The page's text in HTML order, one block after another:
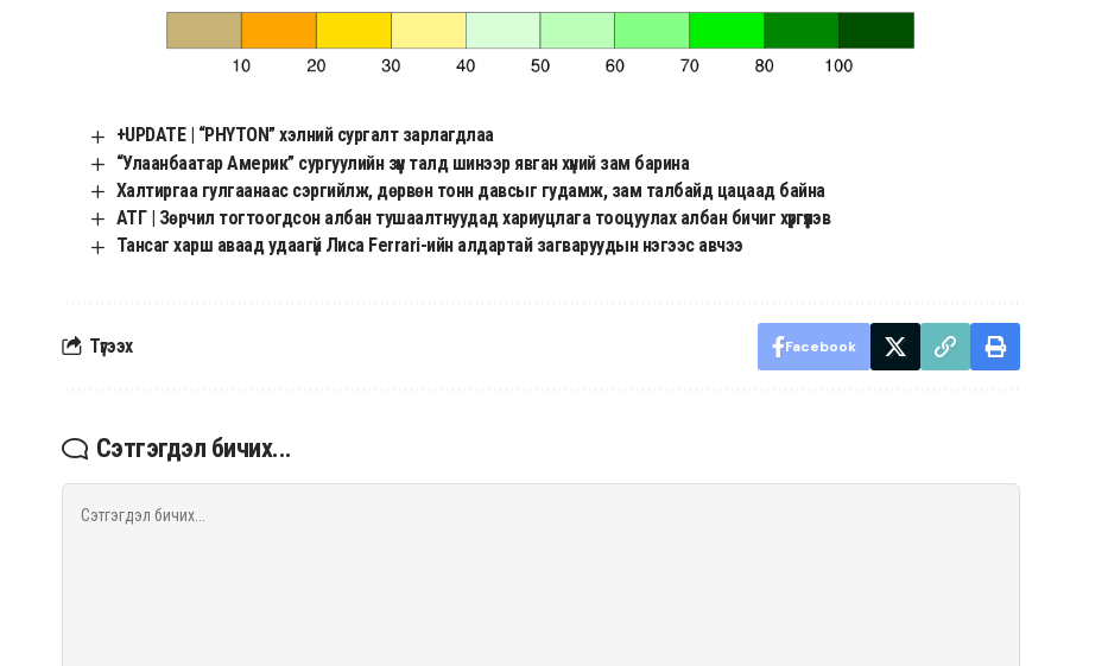
+UPDATE | “PHYTON” хэлний сургалт зарлагдлаа
“Улаанбаатар Америк” сургуулийн зүүн талд шинээр явган хүний зам барина
Халтиргаа гулгаанаас сэргийлж, дөрвөн тонн давсыг гудамж, зам талбайд цацаад байна
АТГ | Зөрчил тогтоогдсон албан тушаалтнуудад хариуцлага тооцуулах албан бичиг хүргүүлэв
Тансаг харш аваад удаагүй Лиса Ferrari-ийн алдартай загваруудын нэгээс авчээ
Түгээх Facebook
Сэтгэгдэл бичих...